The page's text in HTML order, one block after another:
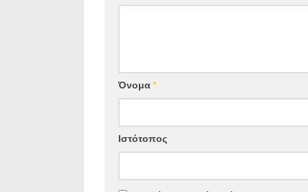
Όνομα*
Ιστότοπος